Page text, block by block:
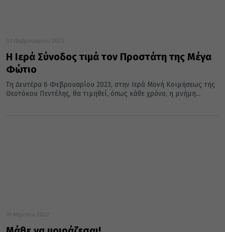
03 Φεβρουαρίου 2023
Η Ιερά Σύνοδος τιμά τον Προστάτη της Μέγα
Φώτιο
Τη Δευτέρα 6 Φεβρουαρίου 2023, στην Ιερά Μονή Κοιμήσεως της
Θεοτόκου Πεντέλης, θα τιμηθεί, όπως κάθε χρόνο, η μνήμη...
01 Μαρτίου 2022